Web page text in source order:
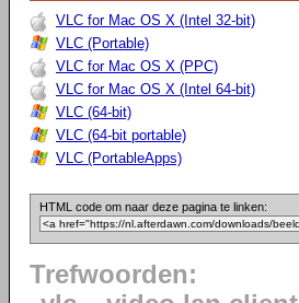
VLC for Mac OS X (Intel 32-bit)
VLC (Portable)
VLC for Mac OS X (PPC)
VLC for Mac OS X (Intel 64-bit)
VLC (64-bit)
VLC (64-bit portable)
VLC (PortableApps)
HTML code om naar deze pagina te linken:
Trefwoorden: